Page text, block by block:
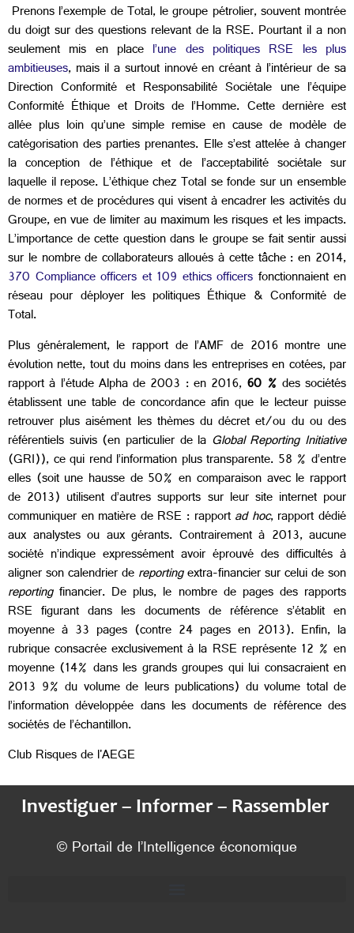
Prenons l’exemple de Total, le groupe pétrolier, souvent montrée
du doigt sur des questions relevant de la RSE. Pourtant il a non
seulement mis en place l’une des politiques RSE les plus
ambitieuses, mais il a surtout innové en créant à l’intérieur de sa
Direction Conformité et Responsabilité Sociétale une l’équipe
Conformité Éthique et Droits de l’Homme. Cette dernière est
allée plus loin qu’une simple remise en cause de modèle de
catégorisation des parties prenantes. Elle s’est attelée à changer
la conception de l’éthique et de l’acceptabilité sociétale sur
laquelle il repose. L’éthique chez Total se fonde sur un ensemble
de normes et de procédures qui visent à encadrer les activités du
Groupe, en vue de limiter au maximum les risques et les impacts.
L’importance de cette question dans le groupe se fait sentir aussi
sur le nombre de collaborateurs alloués à cette tâche : en 2014,
370 Compliance officers et 109 ethics officers fonctionnaient en
réseau pour déployer les politiques Éthique & Conformité de
Total.
Plus généralement, le rapport de l’AMF de 2016 montre une
évolution nette, tout du moins dans les entreprises en cotées, par
rapport à l’étude Alpha de 2003 : en 2016, 60 % des sociétés
établissent une table de concordance afin que le lecteur puisse
retrouver plus aisément les thèmes du décret et/ou du ou des
référentiels suivis (en particulier de la Global Reporting Initiative
(GRI)), ce qui rend l’information plus transparente. 58 % d’entre
elles (soit une hausse de 50% en comparaison avec le rapport
de 2013) utilisent d’autres supports sur leur site internet pour
communiquer en matière de RSE : rapportad hoc, rapport dédié
aux analystes ou aux gérants. Contrairement à 2013, aucune
société n’indique expressément avoir éprouvé des difficultés à
aligner son calendrier dereportingextra-financier sur celui de son
reportingfinancier. De plus, le nombre de pages des rapports
RSE figurant dans les documents de référence s’établit en
moyenne à 33 pages (contre 24 pages en 2013). Enfin, la
rubrique consacrée exclusivement à la RSE représente 12 % en
moyenne (14% dans les grands groupes qui lui consacraient en
2013 9% du volume de leurs publications) du volume total de
l’information développée dans les documents de référence des
sociétés de l’échantillon.
Club Risques de l'AEGE
Investiguer – Informer – Rassembler
© Portail de l’Intelligence économique